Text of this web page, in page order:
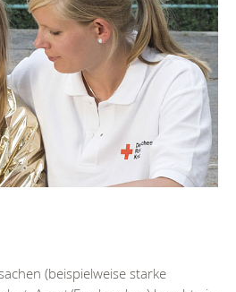
(beispielweise starke